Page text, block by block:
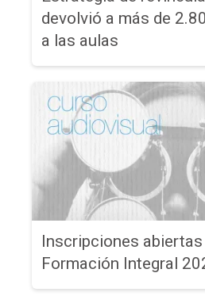
devolvió a más de
a las aulas
Inscripciones
Formación Integral